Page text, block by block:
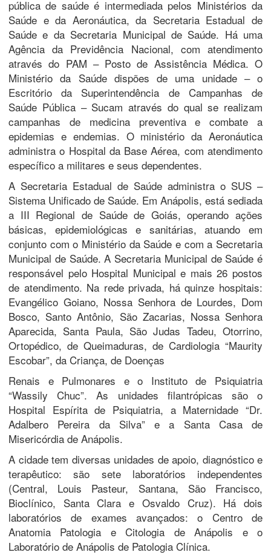
pública de saúde é intermediada pelos Ministérios da
Saúde e da Aeronáutica, da Secretaria Estadual de
Saúde e da Secretaria Municipal de Saúde. Há uma
Agência da Previdência Nacional, com atendimento
através do PAM – Posto de Assistência Médica. O
Ministério da Saúde dispões de uma unidade – o
Escritório da Superintendência de Campanhas de
Saúde Pública – Sucam através do qual se realizam
campanhas de medicina preventiva e combate a
epidemias e endemias. O ministério da Aeronáutica
administra o Hospital da Base Aérea, com atendimento
específico a militares e seus dependentes.
A Secretaria Estadual de Saúde administra o SUS –
Sistema Unificado de Saúde. Em Anápolis, está sediada
a III Regional de Saúde de Goiás, operando ações
básicas, epidemiológicas e sanitárias, atuando em
conjunto com o Ministério da Saúde e com a Secretaria
Municipal de Saúde. A Secretaria Municipal de Saúde é
responsável pelo Hospital Municipal e mais 26 postos
de atendimento. Na rede privada, há quinze hospitais:
Evangélico Goiano, Nossa Senhora de Lourdes, Dom
Bosco, Santo Antônio, São Zacarias, Nossa Senhora
Aparecida, Santa Paula, São Judas Tadeu, Otorrino,
Ortopédico, de Queimaduras, de Cardiologia “Maurity
Escobar”, da Criança, de Doenças
Renais e Pulmonares e o Instituto de Psiquiatria
“Wassily Chuc”. As unidades filantrópicas são o
Hospital Espírita de Psiquiatria, a Maternidade “Dr.
Adalbero Pereira da Silva” e a Santa Casa de
Misericórdia de Anápolis.
A cidade tem diversas unidades de apoio, diagnóstico e
terapêutico: são sete laboratórios independentes
(Central, Louis Pasteur, Santana, São Francisco,
Bioclínico, Santa Clara e Osvaldo Cruz). Há dois
laboratórios de exames avançados: o Centro de
Anatomia Patologia e Citologia de Anápolis e o
Laboratório de Anápolis de Patologia Clínica.